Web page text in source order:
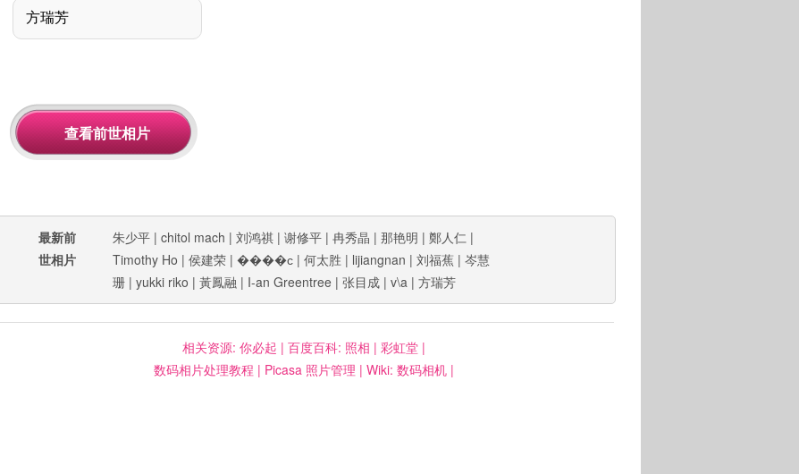
最新前
世相片
朱少平 | chitol mach | 刘鸿祺 | 谢修平 | 冉秀晶 | 那艳明 | 鄭人仁 |
Timothy Ho | 侯建荣 | ����ϲ | 何太胜 | lijiangnan | 刘福蕉 | 岑慧
珊 | yukki riko | 黃鳳融 | I-an Greentree | 张目成 | v\a | 方瑞芳
相关资源: 你必起 | 百度百科: 照相 | 彩虹堂|
数码相片处理教程 | Picasa 照片管理 | Wiki: 数码相机|